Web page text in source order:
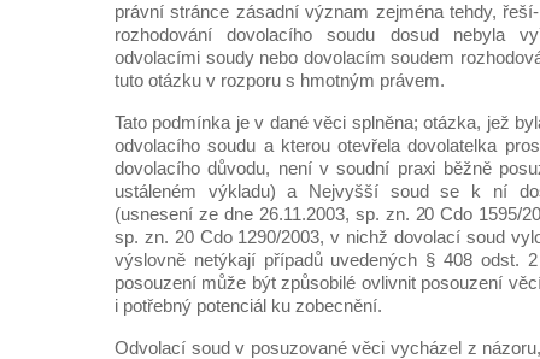
právní stránce zásadní význam zejména tehdy,
rozhodování dovolacího soudu dosud nebyla
odvolacími soudy nebo dovolacím soudem
tuto otázku v rozporu s hmotným právem.
Tato podmínka je v dané věci splněna; otázka, jež
odvolacího soudu a kterou otevřela dovolatelka
dovolacího důvodu, není v soudní praxi běžně
ustáleném výkladu) a Nejvyšší soud se k ní
(usnesení ze dne 26.11.2003, sp. zn. 20 Cdo 1595/
sp. zn. 20 Cdo 1290/2003, v nichž dovolací soud
výslovně netýkají případů uvedených § 408 odst.
posouzení může být způsobilé ovlivnit posouzení
i potřebný potenciál ku zobecnění.
Odvolací soud v posuzované věci vycházel z